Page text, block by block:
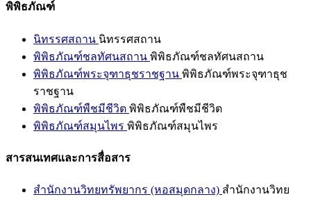
พิพิธภัณฑ์
นิทรรศสถาน นิทรรศสถาน
พิพิธภัณฑ์ชลทัศนสถาน พิพิธภัณฑ์ชลทัศนสถาน
พิพิธภัณฑ์พระจุฑาธุชราชฐาน พิพิธภัณฑ์พระจุฑาธุช
ราชฐาน
พิพิธภัณฑ์พืชมีชีวิต พิพิธภัณฑ์พืชมีชีวิต
พิพิธภัณฑ์สมุนไพร พิพิธภัณฑ์สมุนไพร
สารสนเทศและการสื่อสาร
สำนักงานวิทยทรัพยากร (หอสมุดกลาง) สำนักงานวิทย